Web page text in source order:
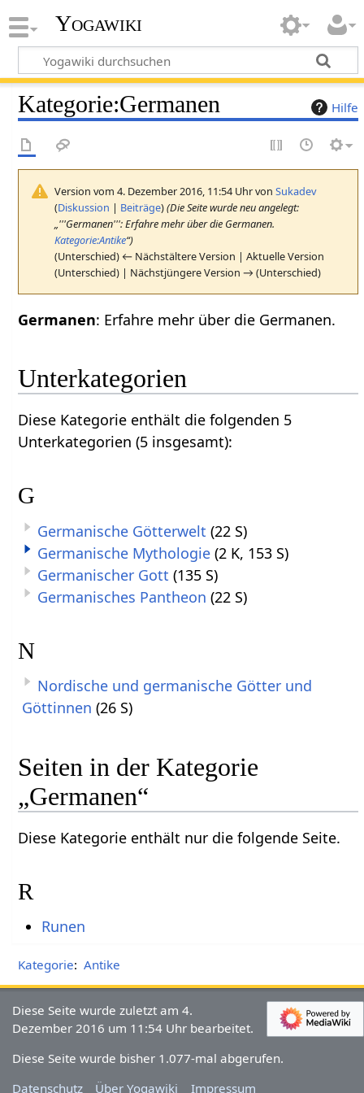
Yogawiki
Hilfe
Kategorie:Germanen
Version vom 4. Dezember 2016, 11:54 Uhr vonSukadev
(Diskussion | Beiträge)(Die Seite wurde neu angelegt:
„'''Germanen''': Erfahre mehr über die Germanen.
Kategorie:Antike“)
(Unterschied) ← Nächstältere Version | Aktuelle Version
(Unterschied) | Nächstjüngere Version → (Unterschied)
Germanen: Erfahre mehr über die Germanen.
Unterkategorien
Diese Kategorie enthält die folgenden 5
Unterkategorien (5 insgesamt):
G
Germanische Götterwelt (22 S)
Germanische Mythologie (2 K, 153 S)
Germanischer Gott (135 S)
Germanisches Pantheon (22 S)
N
Nordische und germanische Götter und
Göttinnen (26 S)
Seiten in der Kategorie
„Germanen“
Diese Kategorie enthält nur die folgende Seite.
R
Runen
Kategorie: Antike
Diese Seite wurde zuletzt am 4.
Dezember 2016 um 11:54 Uhr bearbeitet.
Diese Seite wurde bisher 1.077-mal abgerufen.
Datenschutz
Über Yogawiki Impressum